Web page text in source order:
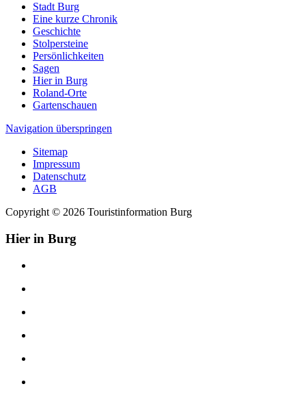
Stadt Burg
Eine kurze Chronik
Geschichte
Stolpersteine
Persönlichkeiten
Sagen
Hier in Burg
Roland-Orte
Gartenschauen
Navigation überspringen
Sitemap
Impressum
Datenschutz
AGB
Copyright © 2026 Touristinformation Burg
Hier in Burg